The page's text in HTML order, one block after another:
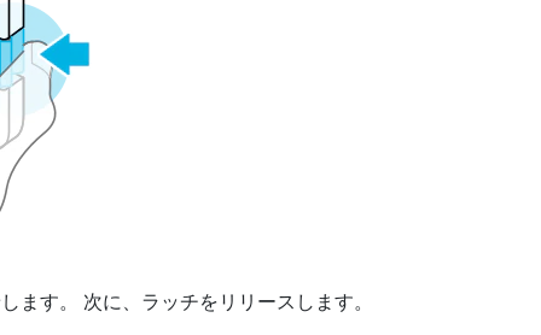
ます。 次に、ラッチをリリースします。